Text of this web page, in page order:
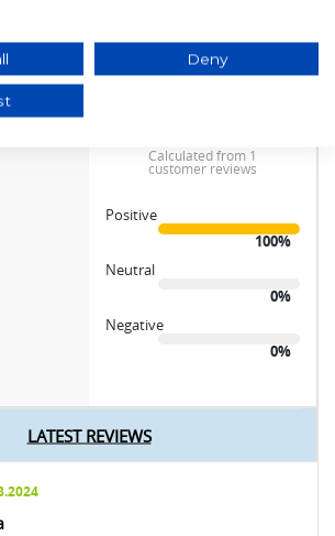
5/5
calculated from 1
customer reviews
Positive
100%
Neutral
0%
Negative
0%
LATEST REVIEWS
Deny